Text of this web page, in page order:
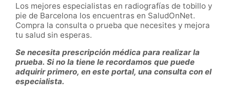
Los mejores especialistas en radiografías de tobillo y
pie de Barcelona los encuentras en SaludOnNet.
Compra la consulta o prueba que necesites y mejora
tu salud sin esperas.
Se necesita prescripción médica para realizar la
prueba. Si no la tiene le recordamos que puede
adquirir primero, en este portal, una consulta con el
especialista.